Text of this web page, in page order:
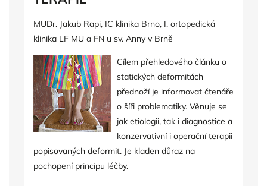
MUDr. Jakub Rapi, IC klinika Brno, I. ortopedická
klinika LF MU a FN u sv. Anny v Brně
Cílem přehledového článku o
statických deformitách
přednoží je informovat čtenáře
o šíři problematiky. Věnuje se
jak etiologii, tak i diagnostice a
konzervativní i operační terapii
popisovaných deformit. Je kladen důraz na
pochopení principu léčby.